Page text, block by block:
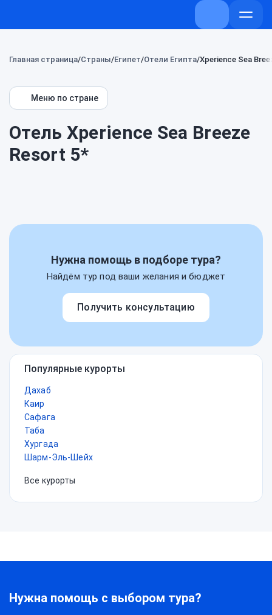
+7 (800) 707-
Главная страница Страны Египет Отели Египта Xperience Sea
Меню по стране
Отель Xperience Sea Breeze
Resort 5*
Нужна помощь в подборе тура?
Найдём тур под ваши желания и бюджет
Получить консультацию
Популярные курорты
Дахаб
Каир
Сафага
Таба
Хургада
Шарм-Эль-Шейх
Все курорты
Нужна помощь с выбором тура?